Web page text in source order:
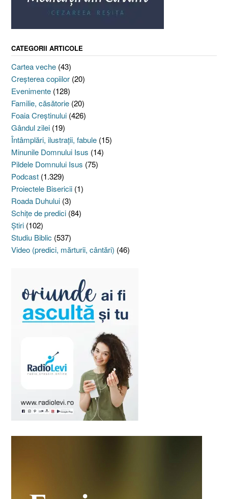
CATEGORII ARTICOLE
Cartea veche (43)
Creşterea copiilor (20)
Evenimente (128)
Familie, căsătorie (20)
Foaia Creştinului (426)
Gândul zilei (19)
Întâmplări, ilustraţii, fabule (15)
Minunile Domnului Isus (14)
Pildele Domnului Isus (75)
Podcast (1.329)
Proiectele Bisericii (1)
Roada Duhului (3)
Schiţe de predici (84)
Ştiri (102)
Studiu Biblic (537)
Video (predici, mărturii, cântări) (46)